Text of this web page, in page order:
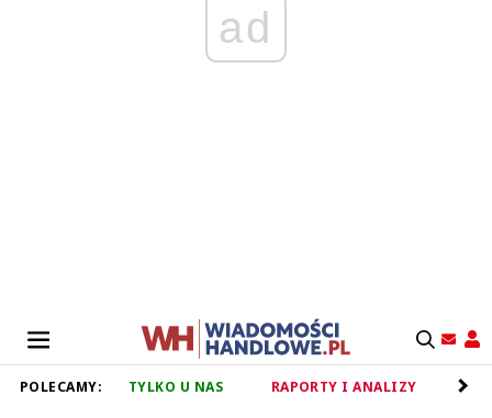
ad
POLECAMY: TYLKO U NAS RAPORTY I ANALIZY